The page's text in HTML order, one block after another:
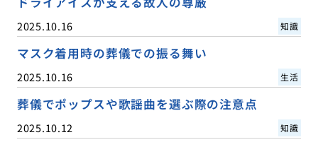
2025.10.16 知識
マスク着用時の葬儀での振る舞い
2025.10.16 生活
葬儀でポップスや歌謡曲を選ぶ際の注意点
2025.10.12 知識